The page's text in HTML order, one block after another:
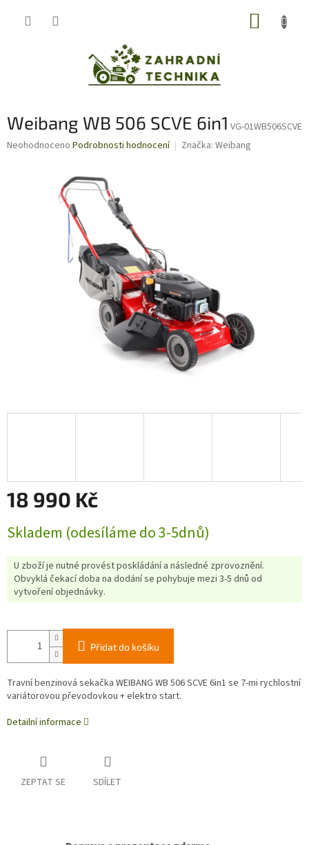
Weibang WB 506 SCVE 6in1 VG-01WB506SCVE
Průměrné
Neohodnoceno Podrobnosti hodnocení Značka: Weibang
18 990 Kč
cena:
Skladem (odesíláme do 3-5dnů)
U zboží je nutné provést poskládání a následné zprovoznění.
Obvyklá čekací doba na dodání se pohybuje mezi 3-5 dnů od
vytvoření objednávky.
Přidat do košíku
Travní benzinová sekačka WEIBANG WB 506 SCVE 6in1 se 7-mi rychlostní
variátorovou převodovkou + elektro start.
Detailní informace
ZEPTAT SE SDÍLET